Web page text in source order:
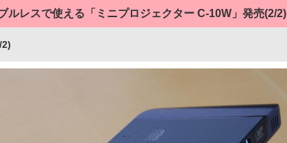
ルレスで使える「ミニプロジェクター C-10W」発売(2/2)